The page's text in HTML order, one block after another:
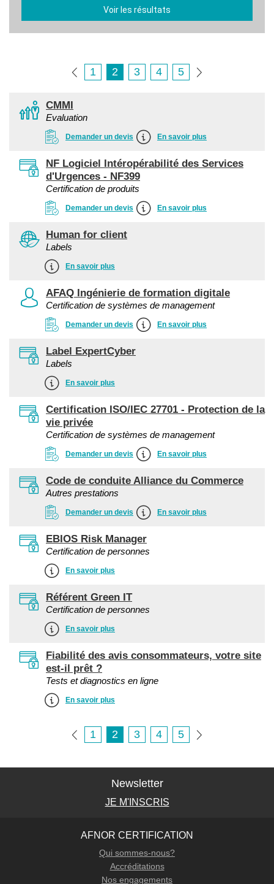
Voir les résultats
1 2 3 4 5
CMMI
Evaluation
Demander un devis En savoir plus
NF Logiciel Intéropérabilité des Services
d'Urgences - NF399
Certification de produits
Demander un devis En savoir plus
Human for client
Labels
En savoir plus
AFAQ Ingénierie de formation digitale
Certification de systèmes de management
Demander un devis En savoir plus
Label ExpertCyber
Labels
En savoir plus
Certification ISO/IEC 27701 - Protection de la
vie privée
Certification de systèmes de management
Demander un devis En savoir plus
Code de conduite Alliance du Commerce
Autres prestations
Demander un devis En savoir plus
EBIOS Risk Manager
Certification de personnes
En savoir plus
Référent Green IT
Certification de personnes
En savoir plus
Fiabilité des avis consommateurs, votre site
est-il prêt ?
Tests et diagnostics en ligne
En savoir plus
1 2 3 4 5
Newsletter
JE M'INSCRIS
AFNOR CERTIFICATION
Qui sommes-nous?
Accréditations
Nos engagements